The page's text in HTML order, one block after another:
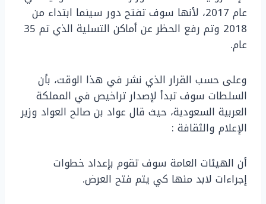
عام 2017، لأنها سوف تفتح دور سينما ابتداء من
2018 وتم رفع الحظر عن أماكن التسلية الذي تم 35
عام.
وعلى حسب القرار الذي نشر في هذا الوقت، بأن
السلطات سوف تبدأ لإصدار تراخيص في المملكة
العربية السعودية، حيث قال عواد بن صالح العواد وزير
الإعلام والثقافة :
أن الهيئات العامة سوف تقوم بإعداد خطوات
إجراءات لابد منها كي يتم فتح العرض.